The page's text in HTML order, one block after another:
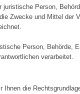
juristische Person,
Zwecke und Mittel der
Person, Behörde,
verarbeitet.
die